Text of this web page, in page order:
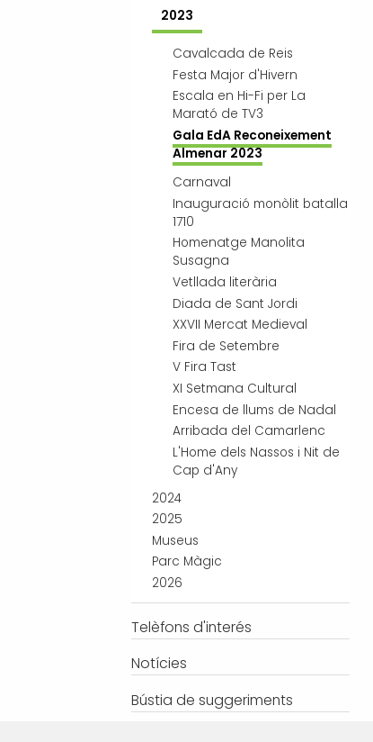
2023
Cavalcada de Reis
Festa Major d'Hivern
Escala en Hi-Fi per La
Marató de TV3
Gala EdA Reconeixement
Almenar 2023
Carnaval
Inauguració monòlit batalla
1710
Homenatge Manolita
Susagna
Vetllada literària
Diada de Sant Jordi
XXVII Mercat Medieval
Fira de Setembre
V Fira Tast
XI Setmana Cultural
Encesa de llums de Nadal
Arribada del Camarlenc
L'Home dels Nassos i Nit de
Cap d'Any
2024
2025
Museus
Parc Màgic
2026
Telèfons d'interés
Notícies
Bústia de suggeriments